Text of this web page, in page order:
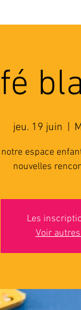
jeu. 19 juin
espace
nouvelles
Les
Voir